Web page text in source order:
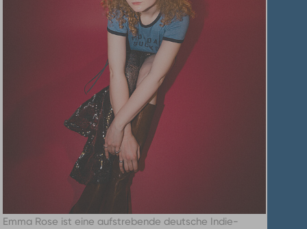
Emma Rose ist eine aufstrebende deutsche Indie-